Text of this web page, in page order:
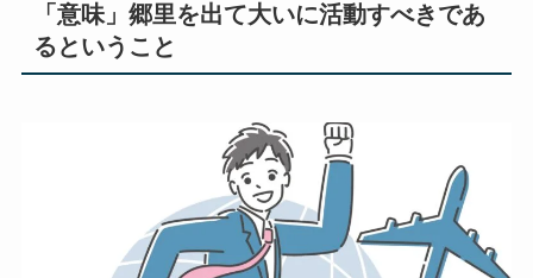
「意味」郷里を出て大いに活動すべきであ
るということ